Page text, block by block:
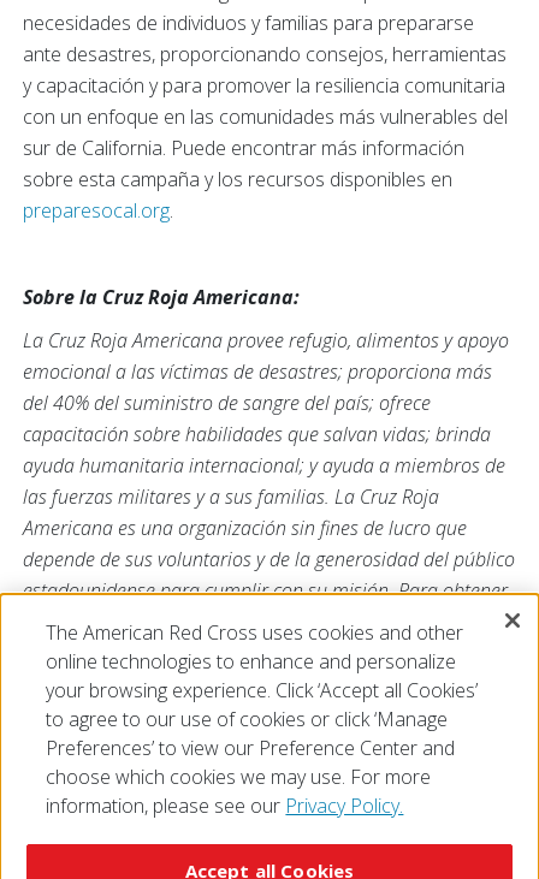
necesidades de individuos y familias para prepararse
ante desastres, proporcionando consejos, herramientas
y capacitación y para promover la resiliencia comunitaria
con un enfoque en las comunidades más vulnerables del
sur de California. Puede encontrar más información
sobre esta campaña y los recursos disponibles en
preparesocal.org.
Sobre la Cruz Roja Americana:
La Cruz Roja Americana provee refugio, alimentos y apoyo
emocional a las víctimas de desastres; proporciona más
del 40% del suministro de sangre del país; ofrece
capacitación sobre habilidades que salvan vidas; brinda
ayuda humanitaria internacional; y ayuda a miembros de
las fuerzas militares y a sus familias. La Cruz Roja
Americana es una organización sin fines de lucro que
depende de sus voluntarios y de la generosidad del público
estadounidense para cumplir con su misión. Para obtener
más información,
visiteredcross.org/laocruzrojaamericana.org, y visítenos
en Twitter en@RedCrossLAo @CruzRojaLA
The American Red Cross uses cookies and other
online technologies to enhance and personalize
your browsing experience. Click ‘Accept all Cookies’
to agree to our use of cookies or click ‘Manage
Preferences’ to view our Preference Center and
choose which cookies we may use. For more
information, please see our Privacy Policy.
Accept all Cookies